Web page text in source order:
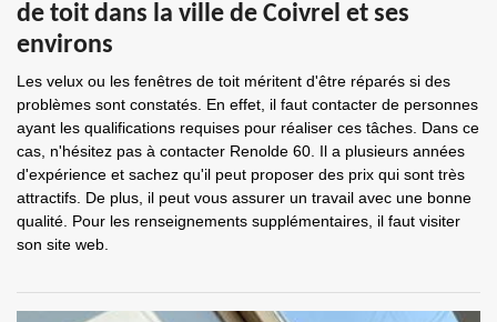
de toit dans la ville de Coivrel et ses
environs
Les velux ou les fenêtres de toit méritent d'être réparés si des
problèmes sont constatés. En effet, il faut contacter de personnes
ayant les qualifications requises pour réaliser ces tâches. Dans ce
cas, n'hésitez pas à contacter Renolde 60. Il a plusieurs années
d'expérience et sachez qu'il peut proposer des prix qui sont très
attractifs. De plus, il peut vous assurer un travail avec une bonne
qualité. Pour les renseignements supplémentaires, il faut visiter
son site web.